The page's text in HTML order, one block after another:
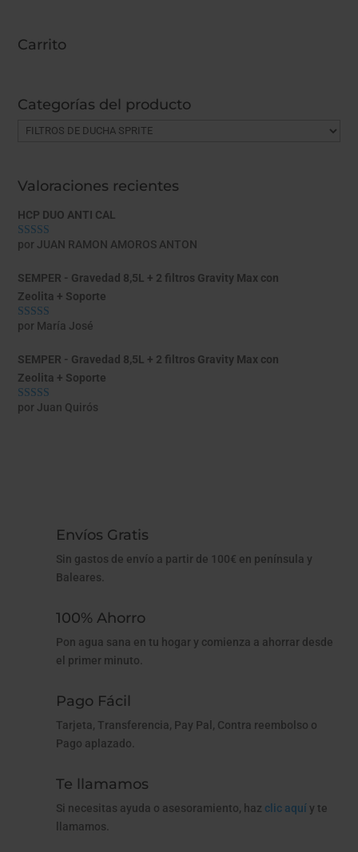
Carrito
Categorías del producto
Valoraciones recientes
HCP DUO ANTI CAL
Valorado con
por JUAN RAMON AMOROS ANTON
SEMPER - Gravedad 8,5L + 2 filtros Gravity Max con
Zeolita + Soporte
Valorado con
por María José
SEMPER - Gravedad 8,5L + 2 filtros Gravity Max con
Zeolita + Soporte
Valorado con
por Juan Quirós
Envíos Gratis
Sin gastos de envío a partir de 100€ en península y
Baleares.
100% Ahorro
Pon agua sana en tu hogar y comienza a ahorrar desde
el primer minuto.
Pago Fácil
Tarjeta, Transferencia, Pay Pal, Contra reembolso o
Pago aplazado.
Te llamamos
Si necesitas ayuda o asesoramiento, haz clic aquíy te
llamamos.